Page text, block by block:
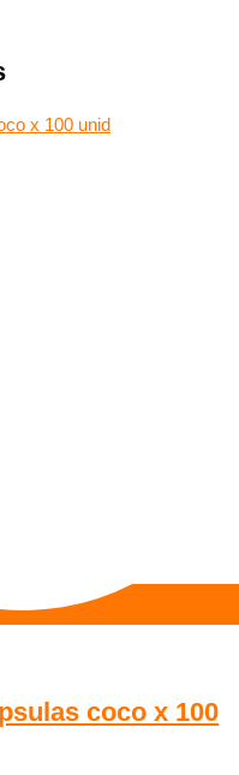
coco x 100